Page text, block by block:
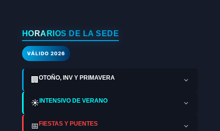
HORARIOS DE LA SEDE
VÁLIDO 2026
🏢 OTOÑO, INV Y PRIMAVERA
☀️INTENSIVO DE VERANO
📅FIESTAS Y PUENTES